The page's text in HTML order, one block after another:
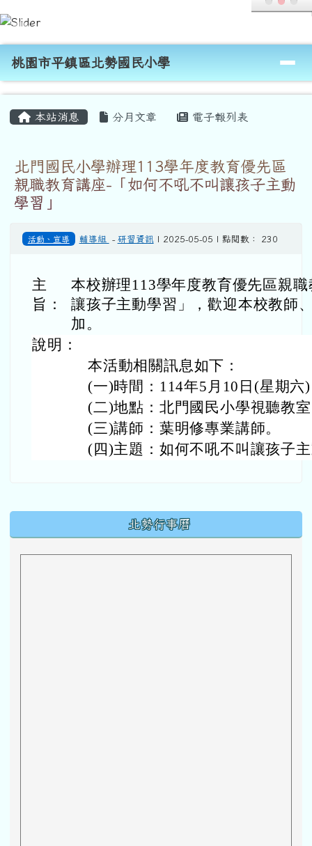
跳至主內容區
桃園市平鎮區北勢國民小學
導覽列
桃園市平鎮區北勢國民小學
本站消息 分月文章 電子報列表
北門國民小學辦理113學年度教育優先區
親職教育講座-「如何不吼不叫讓孩子主動
學習」
活動、宣導 輔導組 - 研習資訊| 2025-05-05 | 點閱數： 230
主
旨：
本校辦理113學年度教育優先區親
讓孩子主動學習」，歡迎本校教師
加。
說明：
本活動相關訊息如下：
(一)時間：114年5月10日(星期六
(二)地點： 北門國民小學視聽教
(三)講師：葉明修專業講師。
(四)主題：如何不吼不叫讓孩子
北勢行事曆